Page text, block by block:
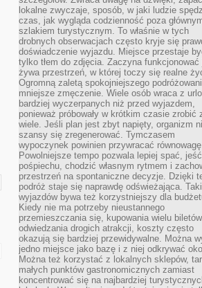
lokalne zwyczaje, sposób, w jaki ludzie
czas, jak wygląda codzienność poza
szlakiem turystycznym. To właśnie w tych
drobnych obserwacjach często kryje się
doświadczenie wyjazdu. Miejsce przestaje
tylko tłem do zdjęcia. Zaczyna funkcjonować
żywa przestrzeń, w której toczy się realne
Ogromną zaletą spokojniejszego
mniejsze zmęczenie. Wiele osób wraca z
bardziej wyczerpanych niż przed wyjazdem,
ponieważ próbowały w krótkim czasie zrobić
wiele. Jeśli plan jest zbyt napięty, organizm
szansy się zregenerować. Tymczasem
wypoczynek powinien przywracać
Powolniejsze tempo pozwala lepiej spać,
pośpiechu, chodzić własnym rytmem i
przestrzeń na spontaniczne decyzje. Dzięki
podróż staje się naprawdę odświeżająca.
wyjazdów bywa też korzystniejszy dla
Kiedy nie ma potrzeby nieustannego
przemieszczania się, kupowania wielu
odwiedzania drogich atrakcji, koszty często
okazują się bardziej przewidywalne. Można
jedno miejsce jako bazę i z niej odkrywać
Można też korzystać z lokalnych sklepów,
małych punktów gastronomicznych zamiast
koncentrować się na najbardziej